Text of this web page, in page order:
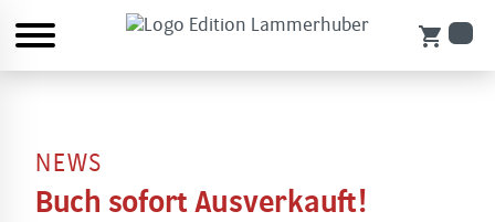
shopping_cart
NEWS
Buch sofort Ausverkauft!